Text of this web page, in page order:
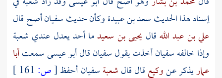
إسناد هذا الحديثسعد بن عبيدةوكأن حديثسفيانأصح قال
علي بن عبد اللهقال يحيى بن سعيدما أحد يعدل عندي شعبة
وإذا خالفهسفيانأخذت بقولسفيانقال أبو عيسى سمعتأبا
عماريذكر عنوكيعقال قالشعبةسفيانأحفظ[ص: